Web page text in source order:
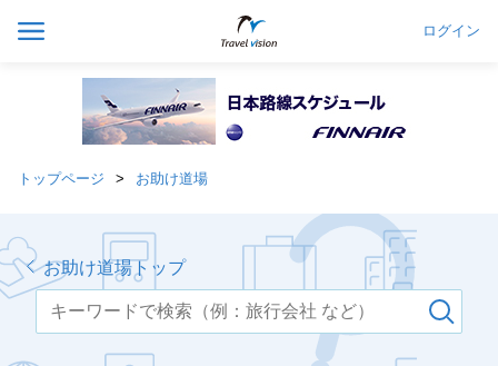
ログイン
トップページ お助け道場
お助け道場トップ